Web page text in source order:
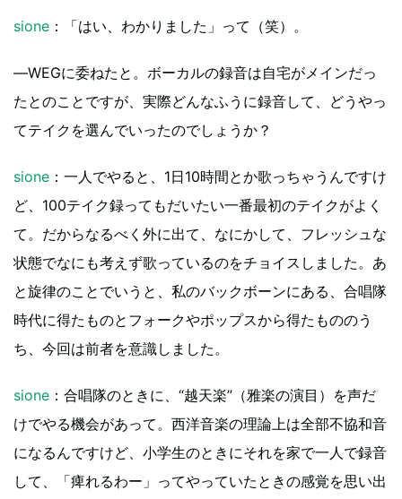
sione ：「はい、わかりました」って（笑）。
―WEGに委ねたと。ボーカルの録音は自宅がメインだっ
たとのことですが、実際どんなふうに録音して、どうやっ
てテイクを選んでいったのでしょうか？
sione ：一人でやると、1日10時間とか歌っちゃうんですけ
ど、100テイク録ってもだいたい一番最初のテイクがよく
て。だからなるべく外に出て、なにかして、フレッシュな
状態でなにも考えず歌っているのをチョイスしました。あ
と旋律のことでいうと、私のバックボーンにある、合唱隊
時代に得たものとフォークやポップスから得たもののう
ち、今回は前者を意識しました。
sione ：合唱隊のときに、“越天楽”（雅楽の演目）を声だ
けでやる機会があって。西洋音楽の理論上は全部不協和音
になるんですけど、小学生のときにそれを家で一人で録音
して、「痺れるわー」ってやっていたときの感覚を思い出